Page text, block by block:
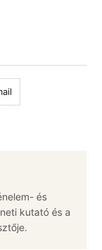
és
kutató és a